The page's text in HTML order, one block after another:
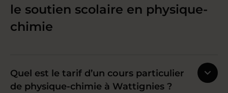
le soutien scolaire en physique-
chimie
Quel est le tarif d’un cours particulier
de physique-chimie à Wattignies ?